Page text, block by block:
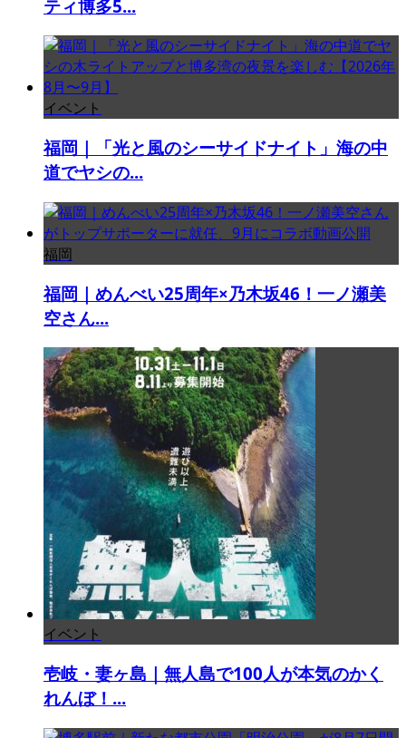
ティ博多5...
イベント
福岡｜「光と風のシーサイドナイト」海の中
道でヤシの...
福岡
福岡｜めんべい25周年×乃木坂46！一ノ瀬美
空さん...
イベント
壱岐・妻ヶ島｜無人島で100人が本気のかく
れんぼ！...